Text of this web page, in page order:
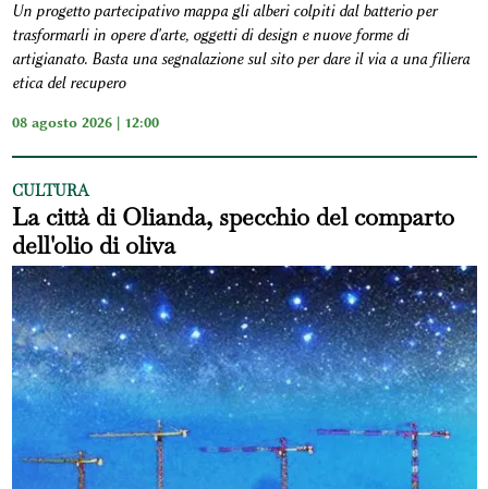
Un progetto partecipativo mappa gli alberi colpiti dal batterio per
trasformarli in opere d'arte, oggetti di design e nuove forme di
artigianato. Basta una segnalazione sul sito per dare il via a una filiera
etica del recupero
08 agosto 2026 | 12:00
CULTURA
La città di Olianda, specchio del comparto
dell'olio di oliva